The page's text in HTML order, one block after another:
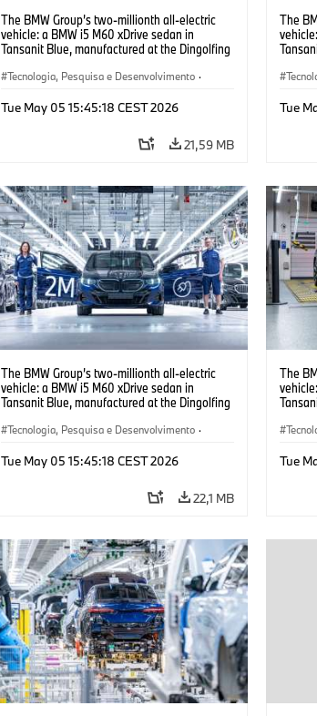
The BMW Group’s two-millionth all-electric
vehicle: a BMW i5 M60 xDrive sedan in
Tansanit Blue, manufactured at the Dingolfing
Tecnologia, Pesquisa e Desenvolvimento ·
Tue May 05 15:45:18 CEST 2026
21,59 MB
The
Tue
The BMW Group’s two-millionth all-electric
vehicle: a BMW i5 M60 xDrive sedan in
Tansanit Blue, manufactured at the Dingolfing
Tecnologia, Pesquisa e Desenvolvimento ·
Tue May 05 15:45:18 CEST 2026
22,1 MB
The
Tue